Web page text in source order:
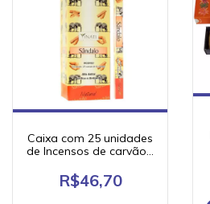
Caixa com 25 unidades
de Incensos de carvão -
fragâncias)
R$46,70